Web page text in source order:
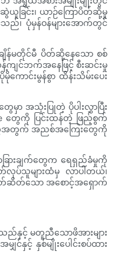
ယူခြင်း၊ ယာဉ်ကြောပိတ်ဆို့မှု
၊ ပုံမှန်ဝန်များအောက်တွင်
ချိန်မတိုင်မီ ပိတ်ဆို့နေသော စစ်
ျင်ဘက်အနေဖြင့် စီးဆင်းမှု
ာင်းမွန်စွာ ထိန်းသိမ်းပေး
ာ အသုံးပြုတဲ့ ပိုပါးလွှာပြီး
တွေကို ပြင်းထန်တဲ့ ဖြည့်စွက်
တွေအတွက် အညစ်အကြေးတွေကို
ားချက်တွေက ရေရှည်ခံမှုကို
လုပ်သူများထံမှ လာပါတယ်၊
တ်ဆိတ်သော အစောင့်အရှောက်
နှင့် မတူညီသောဖိအားများ
နှင့် နှစ်မျိုးပေါင်းစပ်ထား